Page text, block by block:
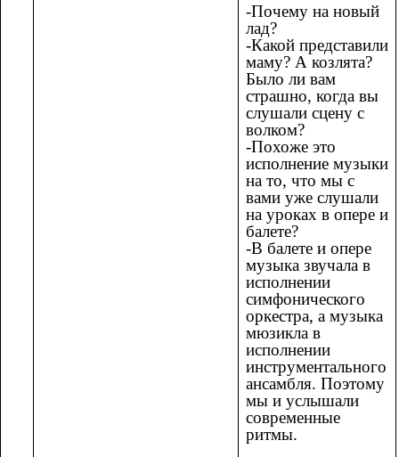
-Почему на новый
лад?
-Какой представили
маму? А козлята?
Было ли вам
страшно, когда вы
слушали сцену с
волком?
-Похоже это
исполнение музыки
на то, что мы с
вами уже слушали
на уроках в опере и
балете?
-В балете и опере
музыка звучала в
исполнении
симфонического
оркестра, а музыка
мюзикла в
исполнении
инструментального
ансамбля. Поэтому
мы и услышали
современные
ритмы.